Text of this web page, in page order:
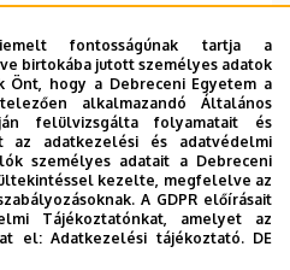
fontosságúnak tartja a
birtokába jutott személyes adatok
Önt, hogy a Debreceni Egyetem a
alkalmazandó Általános
felülvizsgálta folyamatait és
az adatkezelési és adatvédelmi
személyes adatait a Debreceni
kezelte, megfelelve az
A GDPR előírásait
Tájékoztatónkat, amelyet az
el:Adatkezelési tájékoztató. DE
Debrecen Nagyerdei
98
Klinika
emelet (Pulmonológia)
weboldal
profil